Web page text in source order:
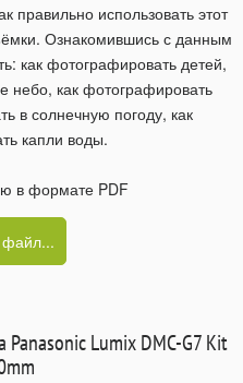
правильно использовать этот
Ознакомившись с данным
как фотографировать детей,
небо, как фотографировать
в солнечную погоду, как
капли воды.
в формате PDF
файл...
Panasonic Lumix DMC-G7 Kit